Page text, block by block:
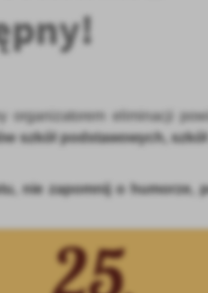
organizatorem eliminacji
szkół podstawowych,
nie zapomnij o humorze,